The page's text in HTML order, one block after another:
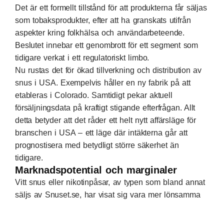
Det är ett formellt tillstånd för att produkterna får säljas
som tobaksprodukter, efter att ha granskats utifrån
aspekter kring folkhälsa och användarbeteende.
Beslutet innebar ett genombrott för ett segment som
tidigare verkat i ett regulatoriskt limbo.
Nu rustas det för ökad tillverkning och distribution av
snus i USA. Exempelvis håller en ny fabrik på att
etableras i Colorado. Samtidigt pekar aktuell
försäljningsdata på kraftigt stigande efterfrågan. Allt
detta betyder att det råder ett helt nytt affärsläge för
branschen i USA – ett läge där intäkterna går att
prognostisera med betydligt större säkerhet än
tidigare.
Marknadspotential och marginaler
Vitt snus eller nikotinpåsar, av typen som bland annat
säljs av Snuset.se, har visat sig vara mer lönsamma